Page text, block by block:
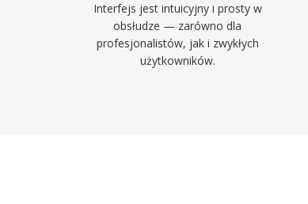
filmow i seriali.
oznacza, ze
Interfejs jest intuicyjny i prosty w
obsłudze — zarówno dla
profesjonalistów, jak i zwykłych
użytkowników.